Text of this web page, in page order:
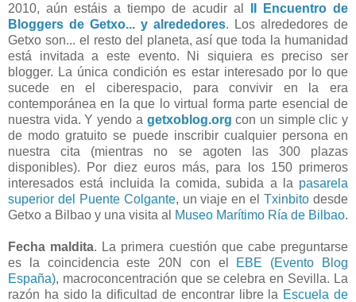
2010, aún estáis a tiempo de acudir al
II Encuentro de
Bloggers de Getxo... y alrededores. Los alrededores de
Getxo son... el resto del planeta, así que toda la humanidad
está invitada a este evento. Ni siquiera es preciso ser
blogger. La única condición es estar interesado por lo que
sucede en el ciberespacio, para convivir en la era
contemporánea en la que lo virtual forma parte esencial de
nuestra vida. Y yendo a getxoblog.org con un simple clic y
de modo gratuito se puede inscribir cualquier persona en
nuestra cita (mientras no se agoten las 300 plazas
disponibles). Por diez euros más, para los 150 primeros
interesados está incluida la comida, subida a la pasarela
superior del Puente Colgante, un viaje en elTxinbito desde
Getxo a Bilbao y una visita al
Museo Marítimo Ría de Bilbao.
Fecha maldita. La primera cuestión que cabe preguntarse
es la coincidencia este 20N con el EBE (Evento Blog
España), macroconcentración que se celebra en Sevilla. La
razón ha sido la dificultad de encontrar libre la Escuela de